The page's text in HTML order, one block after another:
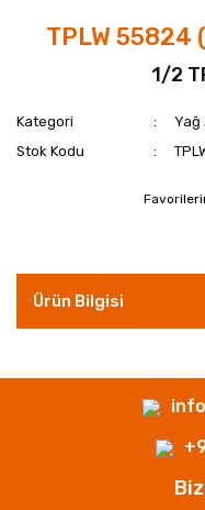
TPLW 55824
1/2
Kategori
Yağ
Stok Kodu
Ürün Bilgisi